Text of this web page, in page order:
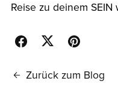
Reise zu deinem SEIN
Zurück zum Blog